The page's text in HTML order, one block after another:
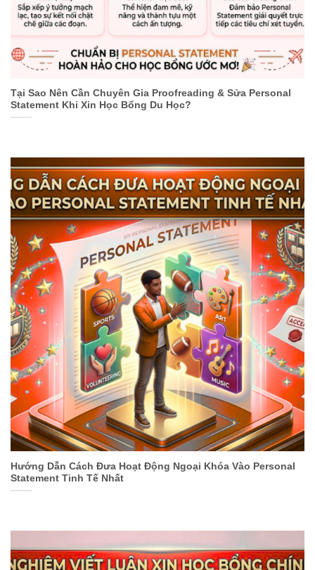
Tại Sao Nên Cần Chuyên Gia Proofreading & Sửa Personal
Statement Khi Xin Học Bổng Du Học?
Hướng Dẫn Cách Đưa Hoạt Động Ngoại Khóa Vào Personal
Statement Tinh Tế Nhất